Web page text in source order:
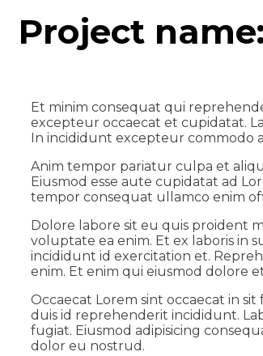
Project name:
Et minim consequat qui
excepteur occaecat et cupidatat.
In incididunt excepteur commodo
Anim tempor pariatur culpa et
Eiusmod esse aute cupidatat ad
tempor consequat ullamco enim
Dolore labore sit eu quis proident
voluptate ea enim. Et ex laboris in
incididunt id exercitation et.
enim. Et enim qui eiusmod dolore
Occaecat Lorem sint occaecat in
duis id reprehenderit incididunt.
fugiat. Eiusmod adipisicing
dolor eu nostrud.